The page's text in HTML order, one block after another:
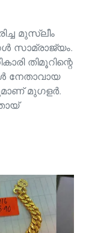
മുസ്ലീം
സാമ്രാജ്യം.
തിമൂറിന്റെ
നേതാവായ
മുഗളർ.